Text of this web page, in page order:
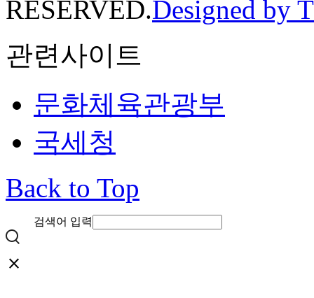
RESERVED.Designed by
관련사이트
문화체육관광부
국세청
Back to Top
검색어 입력
close